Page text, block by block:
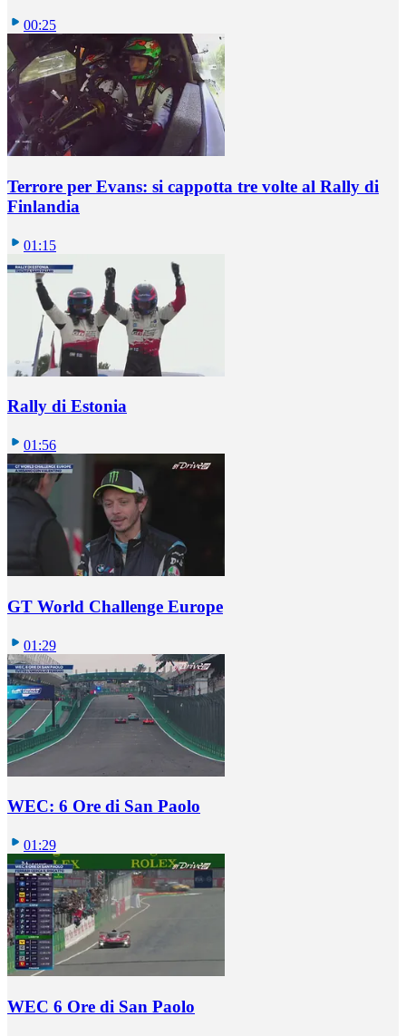
00:25
Terrore per Evans: si cappotta tre volte al Rally di
Finlandia
01:15
Rally di Estonia
01:56
GT World Challenge Europe
01:29
WEC: 6 Ore di San Paolo
01:29
WEC 6 Ore di San Paolo